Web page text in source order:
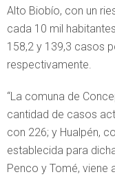
Alto Biobío, con un
cada 10 mil
158,2 y 139,3 casos
respectivamente.
“La comuna de
cantidad de casos
con 226; y Hualpén,
establecida para
Penco y Tomé, viene